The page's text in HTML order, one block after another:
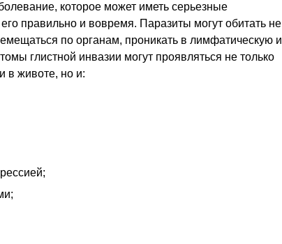
которое может иметь серьезные
правильно и вовремя. Паразиты могут обитать не
по органам, проникать в лимфатическую и
глистной инвазии могут проявляться не только
в животе, но и: